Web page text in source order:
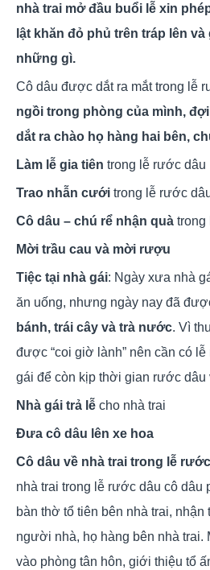
nhà trai mở đầu buổi lễ xin
lật khăn đỏ phủ trên tráp lên
những gì.
Cô dâu được dắt ra mắt trong lễ
ngồi trong phòng của mình,
dắt ra chào họ hàng hai bên,
Làm lễ gia tiên trong lễ rước dâu
Trao nhẫn cưới trong lễ rước
Cô dâu – chú rể nhận quà trong
Mời trầu cau và mời rượu
Tiệc tại nhà gái: Ngày xưa nhà
ăn uống, nhưng ngày nay đã
bánh, trái cây và trà nước. Vì
được “coi giờ lành” nên cần có
gái để còn kịp thời gian rước dâu
Nhà gái trả lễ cho nhà trai
Đưa cô dâu lên xe hoa
Cô dâu về nhà trai trong lễ
nhà trai trong lễ rước dâu cô dâu
bàn thờ tổ tiên bên nhà trai, nhận
người nhà, họ hàng bên nhà trai.
vào phòng tân hôn, giới thiệu tổ